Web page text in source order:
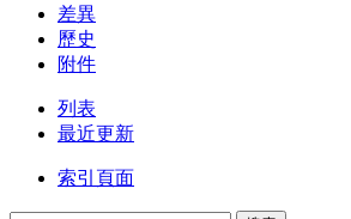
差異
歷史
附件
列表
最近更新
索引頁面